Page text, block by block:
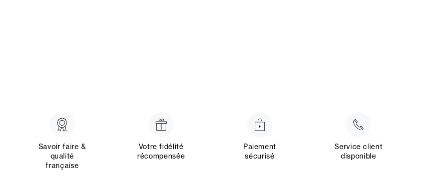
Savoir faire &
qualité
française
Votre fidélité
récompensée
Paiement
sécurisé
Service client
disponible